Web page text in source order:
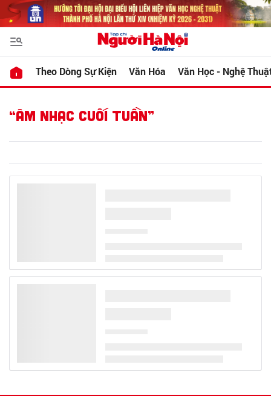
Theo Dòng Sự Kiện Văn Hóa Văn Học - Nghệ
“ÂM NHẠC CUỐI TUẦN”